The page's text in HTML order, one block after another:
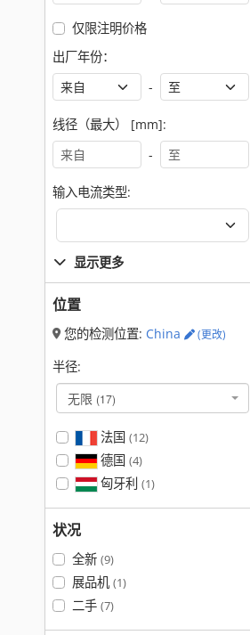
仅限注明价格
出厂年份：
-
线径（最大） [mm]:
-
输入电流类型:
显示更多
位置
您的检测位置: China (更改)
半径:
无限 (17)
法国 (12)
德国 (4)
匈牙利 (1)
状况
全新 (9)
展品机 (1)
二手 (7)